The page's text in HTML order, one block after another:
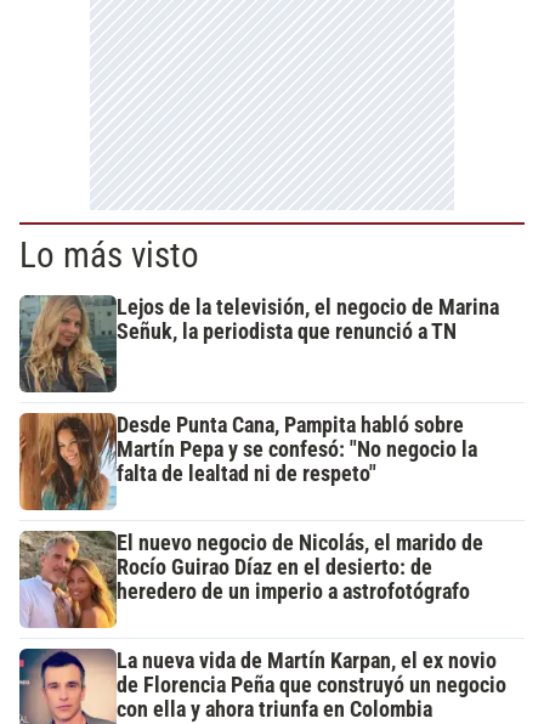
Lo más visto
Lejos de la televisión, el negocio de Marina
Señuk, la periodista que renunció a TN
Desde Punta Cana, Pampita habló sobre
Martín Pepa y se confesó: "No negocio la
falta de lealtad ni de respeto"
El nuevo negocio de Nicolás, el marido de
Rocío Guirao Díaz en el desierto: de
heredero de un imperio a astrofotógrafo
La nueva vida de Martín Karpan, el ex novio
de Florencia Peña que construyó un negocio
con ella y ahora triunfa en Colombia